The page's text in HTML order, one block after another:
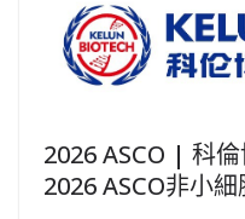
2026 ASCO | 科
2026 ASCO非小